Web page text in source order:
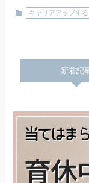
キャリアアップする
新着記